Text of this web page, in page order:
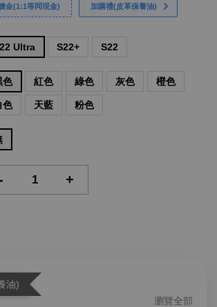
金(1:1等同現金) 加購禮(皮革保養油)
Ultra S22+ S22
色 紅色 綠色 灰色 橙色
色 天藍 粉色
+
油)
瀏覽全部